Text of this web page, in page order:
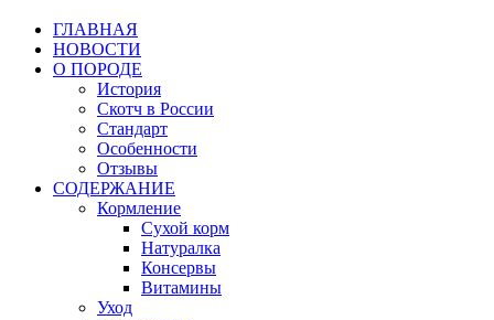
ГЛАВНАЯ
НОВОСТИ
О ПОРОДЕ
История
Скотч в России
Стандарт
Особенности
Отзывы
СОДЕРЖАНИЕ
Кормление
Сухой корм
Натуралка
Консервы
Витамины
Уход